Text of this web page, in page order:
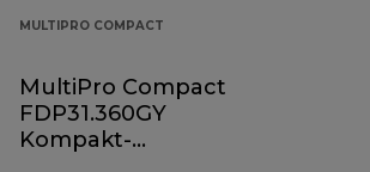
MULTIPRO COMPACT
MultiPro Compact
FDP31.360GY
Kompakt-